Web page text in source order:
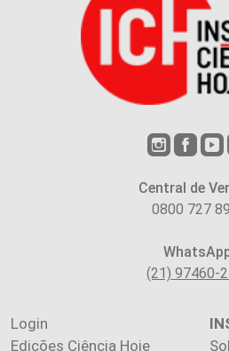
Central de
0800 727
(21) 97460-
Login
Edições Ciência Hoje